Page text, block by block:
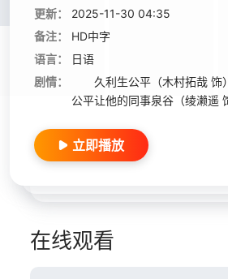
更新：
2025-11-30 04:35
备注：
HD中字
语言：
日语
剧情：
久利生公平（木村拓哉 饰
公平让他的同事泉谷（绫濑遥
立即播放
在线观看